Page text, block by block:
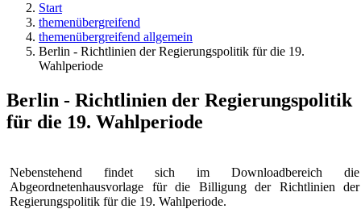
Start
themenübergreifend
themenübergreifend allgemein
Berlin - Richtlinien der Regierungspolitik für die 19.
Wahlperiode
Berlin - Richtlinien der Regierungspolitik
für die 19. Wahlperiode
Nebenstehend findet sich im Downloadbereich die
Abgeordnetenhausvorlage für die Billigung der Richtlinien der
Regierungspolitik für die 19. Wahlperiode.